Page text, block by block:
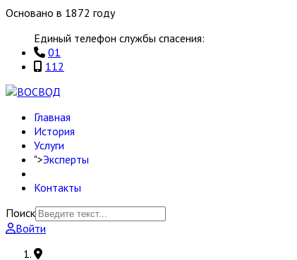
Основано в 1872 году
Единый телефон службы спасения:
01
112
Главная
История
Услуги
">Эксперты
Контакты
Поиск
Войти